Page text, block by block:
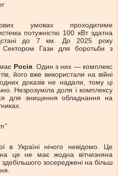
умовах проходитиме
потужністю 100 кВт здатна
до 7 км. До 2025 року
Гази для боротьби з
Росія. Один з них — комплекс
його вже використали на війні
доказів не надали, тому ці
Незрозуміла доля і комплексу
для знищення обладнання на
в Україні нічого невідомо. Це
це не має жодна вітчизняна
зосереджені на більш